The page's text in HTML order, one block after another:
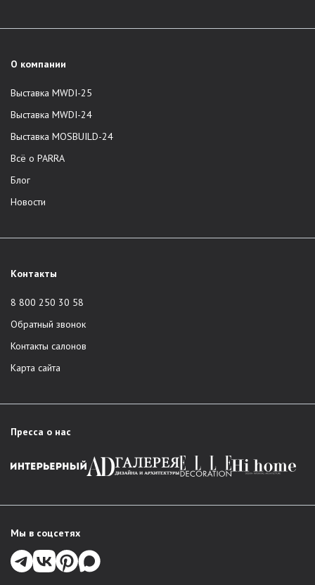
О компании
Выставка MWDI-25
Выставка MWDI-24
Выставка MOSBUILD-24
Всё о PARRA
Блог
Новости
Контакты
8 800 250 30 58
Обратный звонок
Контакты салонов
Карта сайта
Пресса о нас
Мы в соцсетях